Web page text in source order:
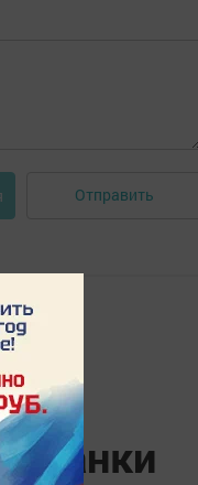
Отправить